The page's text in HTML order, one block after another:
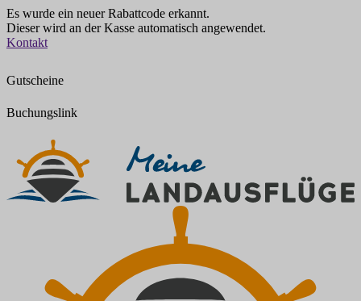
Es wurde ein neuer Rabattcode erkannt.
Dieser wird an der Kasse automatisch angewendet.
Zum
Kontakt
Gutscheine
Buchungslink